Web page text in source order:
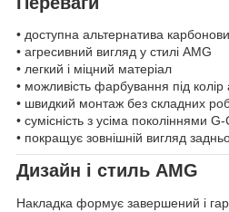
• доступна альтернатива
• агресивний вигляд у стилі AMG
• легкий і міцний матеріал
• можливість фарбування під колір
• швидкий монтаж без складних
• сумісність з усіма поколіннями
• покращує зовнішній вигляд
Дизайн і стиль AMG
Накладка формує завершений і